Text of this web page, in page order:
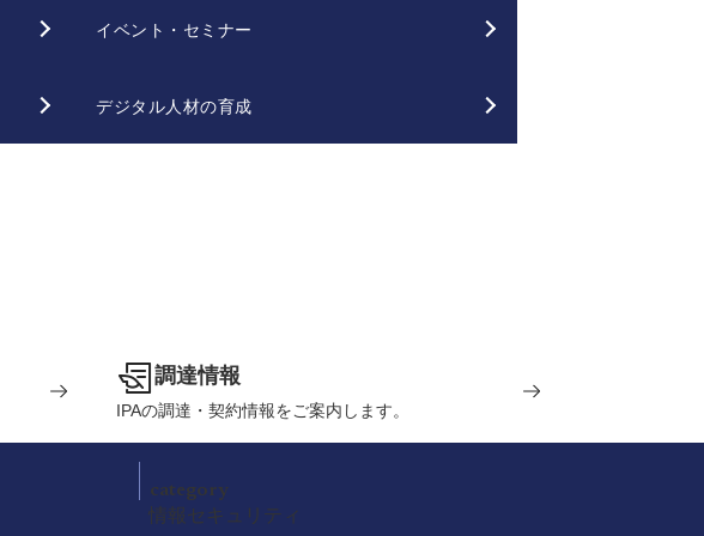
イベント・セミナー
デジタル人材の育成
調達情報
IPAの調達・契約情報をご案内します。
category
情報セキュリティ